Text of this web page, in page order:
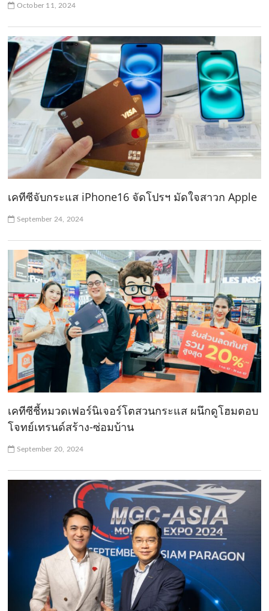
October 11, 2024
เคทีซีจับกระแส iPhone16 จัดโปรฯ มัดใจสาวก Apple
September 24, 2024
เคทีซีชี้หมวดเฟอร์นิเจอร์โตสวนกระแส ผนึกดูโฮมตอบ
โจทย์เทรนด์สร้าง-ซ่อมบ้าน
September 20, 2024